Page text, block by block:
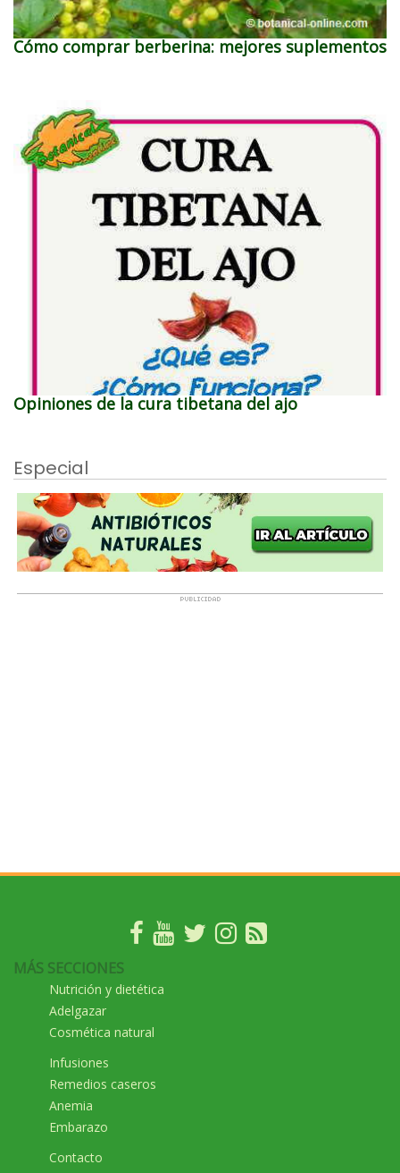
Cómo comprar berberina: mejores suplementos
Opiniones de la cura tibetana del ajo
Especial
MÁS SECCIONES
Nutrición y dietética
Adelgazar
Cosmética natural
Infusiones
Remedios caseros
Anemia
Embarazo
Contacto